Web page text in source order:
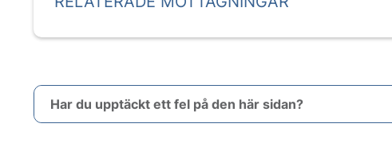
Har du upptäckt ett fel på den här sidan?